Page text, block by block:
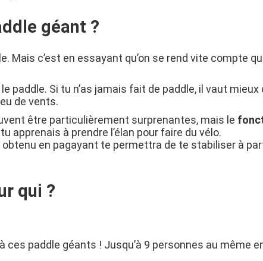
géant ?
Mais c’est en essayant qu’on se rend vite compte
paddle. Si tu n’as jamais fait de paddle, il vaut
de vents.
être particulièrement surprenantes, mais le
apprenais à prendre l’élan pour faire du vélo.
obtenu en pagayant te permettra de te stabiliser à
qui ?
paddle géants ! Jusqu’à 9 personnes au même